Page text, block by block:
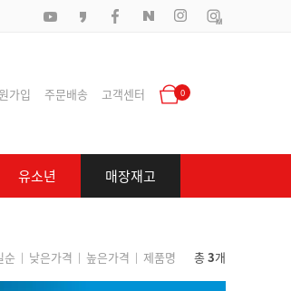
가입 주문배송 고객센터 0
유소년 매장재고
순 | 낮은가격 | 높은가격 | 제품명 총3개